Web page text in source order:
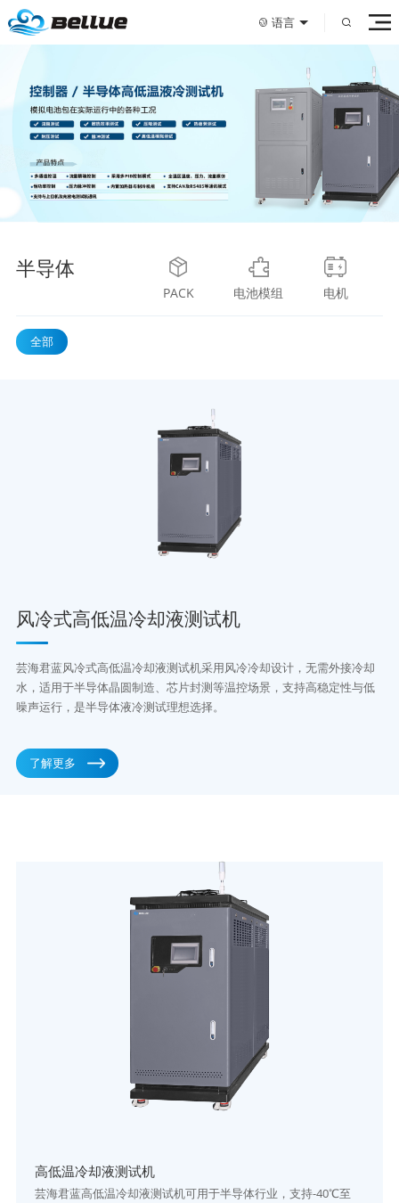
语言
半导体
PACK 电池模组 电机
全部
风冷式高低温冷却液测试机
芸海君蓝风冷式高低温冷却液测试机采用风冷冷却设计，无需外接冷却
水，适用于半导体晶圆制造、芯片封测等温控场景，支持高稳定性与低
噪声运行，是半导体液冷测试理想选择。
了解更多
高低温冷却液测试机
芸海君蓝高低温冷却液测试机可用于半导体行业，支持-40℃至